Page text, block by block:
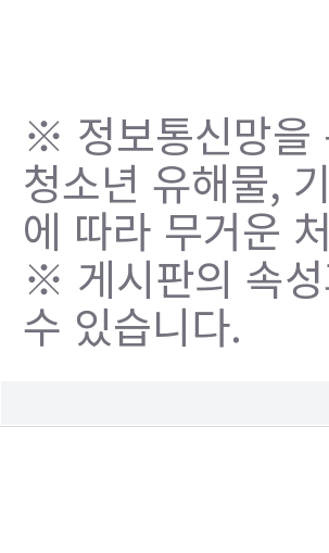
※ 정보통신망을
청소년 유해물,
에 따라 무거운
※ 게시판의 속
수 있습니다.